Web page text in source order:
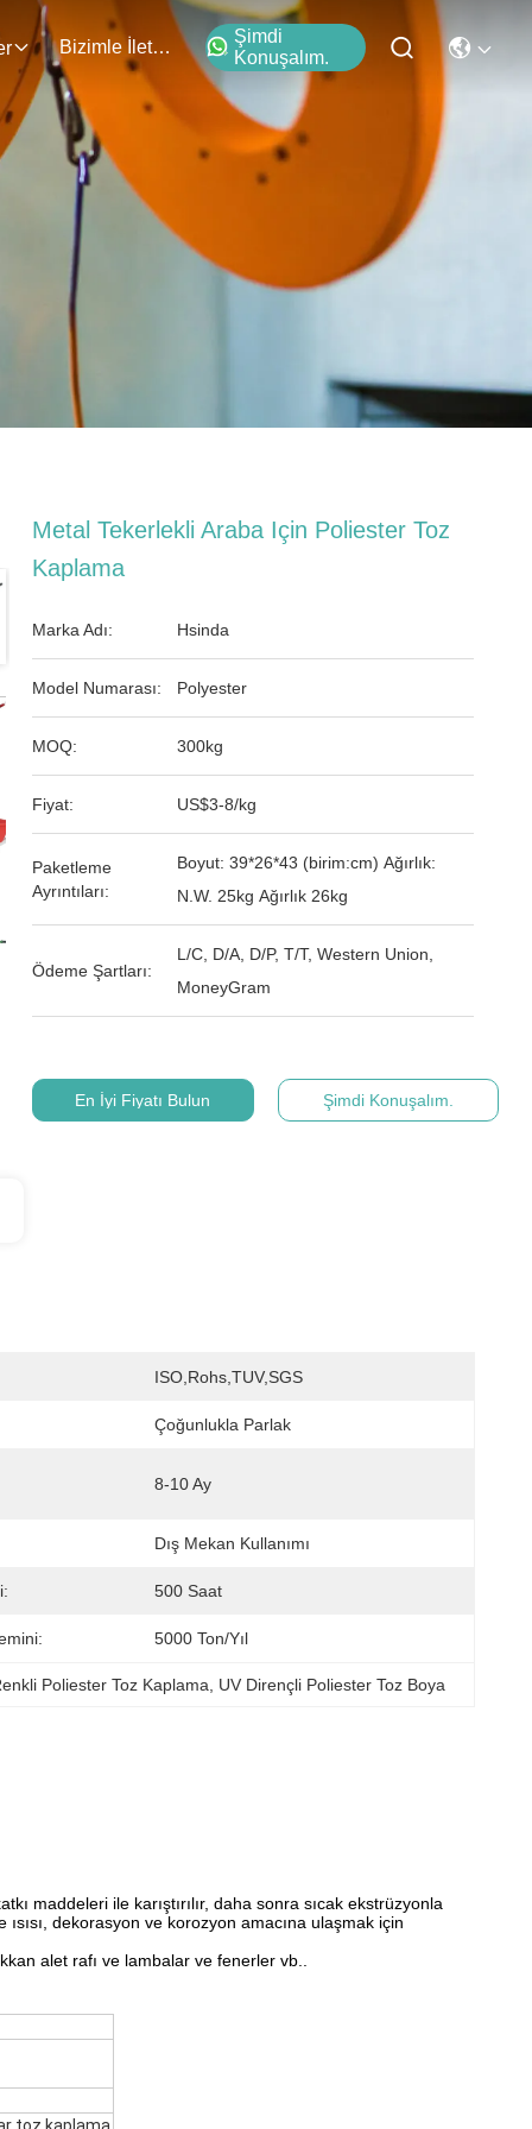
Bizimle İletişim
Şimdi
Konuşalım.
Metal Tekerlekli Araba Için Poliester Toz
Kaplama
Marka Adı: Hsinda
Model Numarası: Polyester
MOQ: 300kg
Fiyat: US$3-8/kg
Paketleme
Ayrıntıları:
Boyut: 39*26*43 (birim:cm) Ağırlık:
N.W. 25kg Ağırlık 26kg
Ödeme Şartları:
L/C, D/A, D/P, T/T, Western Union,
MoneyGram
En İyi Fiyatı Bulun Şimdi Konuşalım.
ISO,Rohs,TUV,SGS
Çoğunlukla Parlak
8-10 Ay
Dış Mekan Kullanımı
500 Saat
5000 Ton/Yıl
Poliester Toz Kaplama UV Dirençli Poliester Toz Boya
maddeleri ile karıştırılır, daha sonra sıcak ekstrüzyonla
ısısı, dekorasyon ve korozyon amacına ulaşmak için
alet rafı ve lambalar ve fenerler vb..